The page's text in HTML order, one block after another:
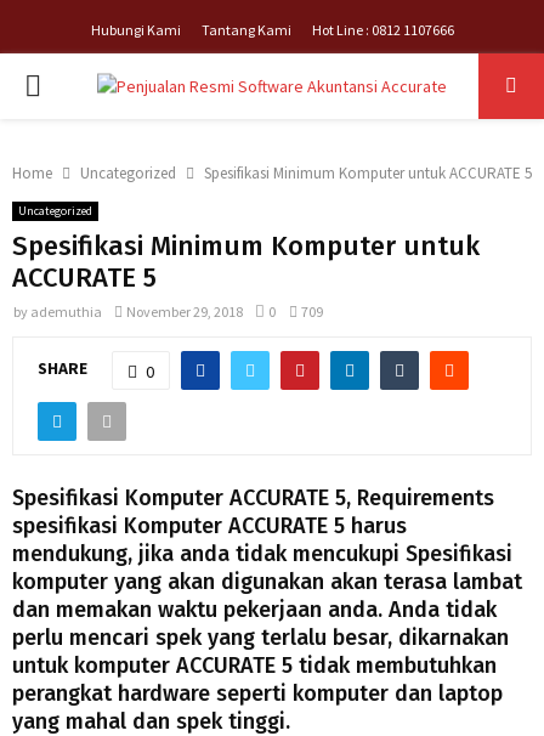
Hubungi Kami Tantang Kami Hot Line : 0812 1107666
PRIMARY
Home Uncategorized Spesifikasi Minimum Komputer untuk ACCURATE 5
Uncategorized
Spesifikasi Minimum Komputer untuk
ACCURATE 5
by ademuthia November 29, 2018 0 709
SHARE 0
Spesifikasi Komputer ACCURATE 5, Requirements
spesifikasi Komputer ACCURATE 5 harus
mendukung, jika anda tidak mencukupi Spesifikasi
komputer yang akan digunakan akan terasa lambat
dan memakan waktu pekerjaan anda. Anda tidak
perlu mencari spek yang terlalu besar, dikarnakan
untuk komputer ACCURATE 5 tidak membutuhkan
perangkat hardware seperti komputer dan laptop
yang mahal dan spek tinggi.